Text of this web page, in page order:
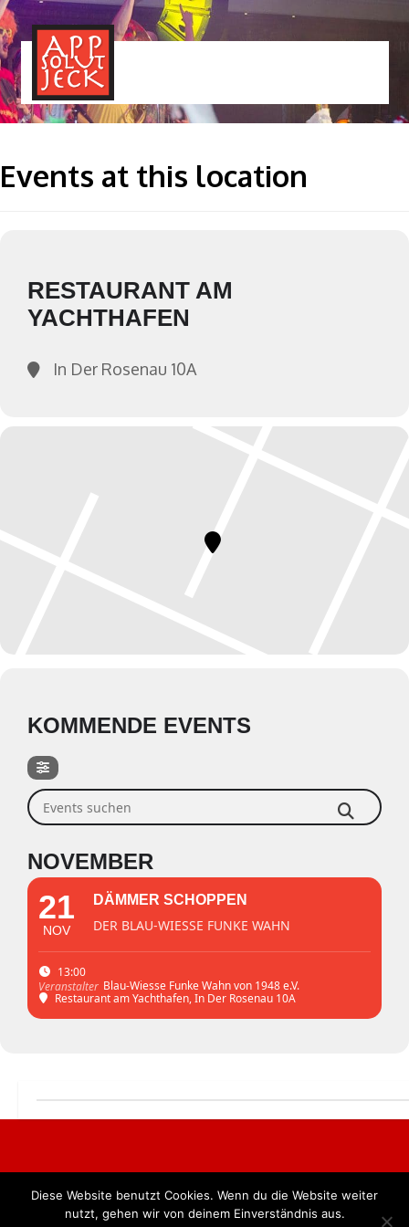
Events at this location
RESTAURANT AM
YACHTHAFEN
In Der Rosenau 10A
KOMMENDE EVENTS
Events suchen
NOVEMBER
13:00
Veranstalter Blau-Wiesse Funke Wahn von 1948 e.V.
Restaurant am Yachthafen, In Der Rosenau 10A
21
NOV
DÄMMER SCHOPPEN
DER BLAU-WIESSE FUNKE WAHN
Alle Rechte vorbehalten. BKB Verlag GmbH
Diese Website benutzt Cookies. Wenn du die Website weiter
nutzt, gehen wir von deinem Einverständnis aus.